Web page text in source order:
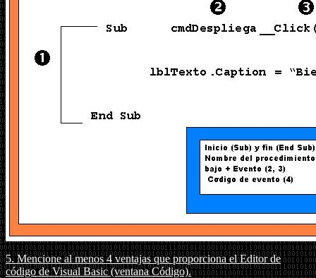
5. Mencione al menos 4 ventajas que proporciona el Editor de
código de Visual Basic (ventana Código).